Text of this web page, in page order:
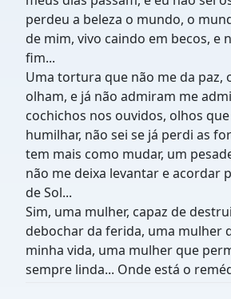
perdeu a beleza o mundo, o
de mim, vivo caindo em becos, e
fim...
Uma tortura que não me da paz,
olham, e já não admiram me
cochichos nos ouvidos, olhos
humilhar, não sei se já perdi as
tem mais como mudar, um
não me deixa levantar e acordar
de Sol...
Sim, uma mulher, capaz de
debochar da ferida, uma mulher
minha vida, uma mulher que
sempre linda... Onde está o